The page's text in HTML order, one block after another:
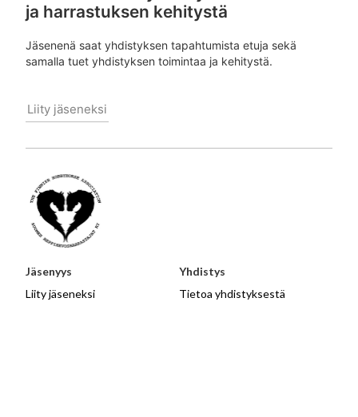
ja harrastuksen kehitystä
Jäsenenä saat yhdistyksen tapahtumista etuja sekä
samalla tuet yhdistyksen toimintaa ja kehitystä.
Liity jäseneksi
Jäsenyys
Liity jäseneksi
Yhdistys
Tietoa yhdistyksestä